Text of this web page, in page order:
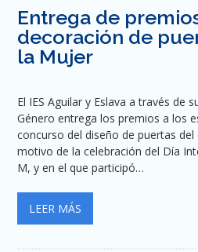
Entrega de
decoración de
la Mujer
El IES Aguilar y Eslava a través de
Género entrega los premios a los
concurso del diseño de puertas
motivo de la celebración del Día
M, y en el que participó…
LEER MÁS